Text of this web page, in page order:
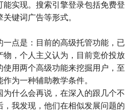
实现。搜索引擎登录包括免费登
键词广告等形式。
点是：目前的高级托管功能，已
物，个人主义认为，目前竞价投放
使用两个高级功能来挖掘用户，至
为一种辅助教学条件。
什么会再说，在深入的跟几个不
，我发现，他们在相似发展问题的